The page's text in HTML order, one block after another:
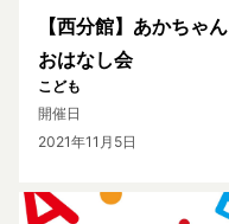
【西分館】あかちゃん
おはなし会
こども
開催日
2021年11月5日